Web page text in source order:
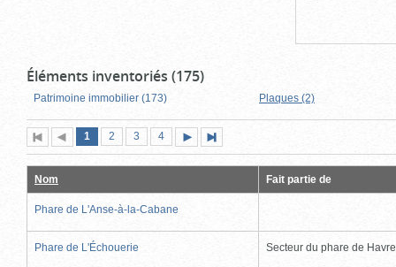
Éléments inventoriés (175)
Patrimoine immobilier (173) Plaques (2)
Première
page
Page
précédente
Page
1 (page
actuelle)
Page
2 Page
3 Page
4
suivante
page
Nom Fait partie de
Phare de L'Anse-à-la-Cabane
Phare de L'Échouerie Secteur du phare de